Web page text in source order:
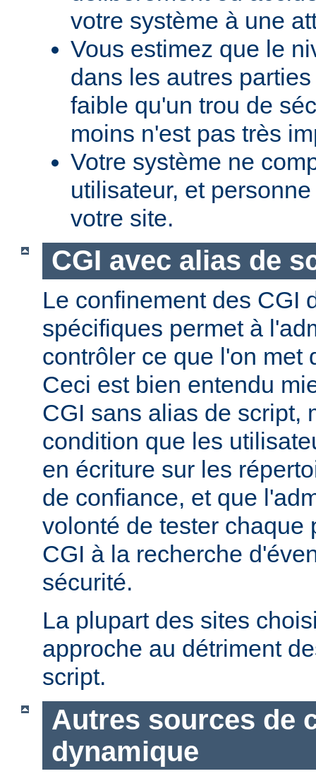
votre système à une
Vous estimez que le
dans les autres
faible qu'un trou de
moins n'est pas très
Votre système ne
utilisateur, et
votre site.
CGI avec alias de
Le confinement des CGI
spécifiques permet à
contrôler ce que l'on met
Ceci est bien entendu
CGI sans alias de script,
condition que les
en écriture sur les
de confiance, et que
volonté de tester chaque
CGI à la recherche
sécurité.
La plupart des sites
approche au détriment
script.
Autres sources de
dynamique